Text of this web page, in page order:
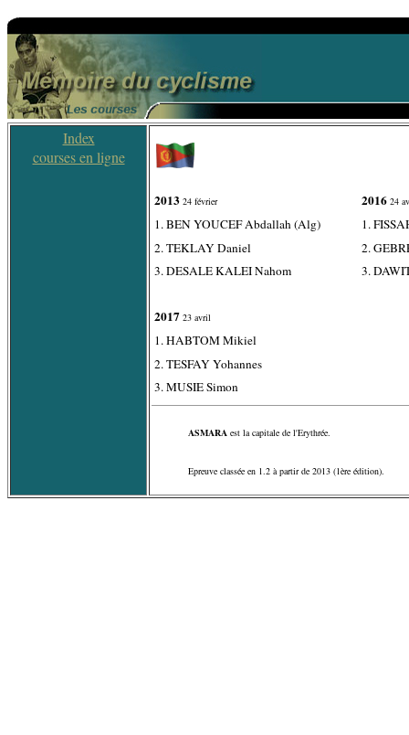
Index
courses en ligne
2013 24 février
1. BEN YOUCEF Abdallah (Alg)
2. TEKLAY Daniel
3. DESALE KALEI Nahom
2017 23 avril
1. HABTOM Mikiel
2. TESFAY Yohannes
3. MUSIE Simon
2016 24
1.
2.
3.
ASMARA est la capitale de l'Erythrée.
Epreuve classée en 1.2 à partir de 2013 (1ère édition).